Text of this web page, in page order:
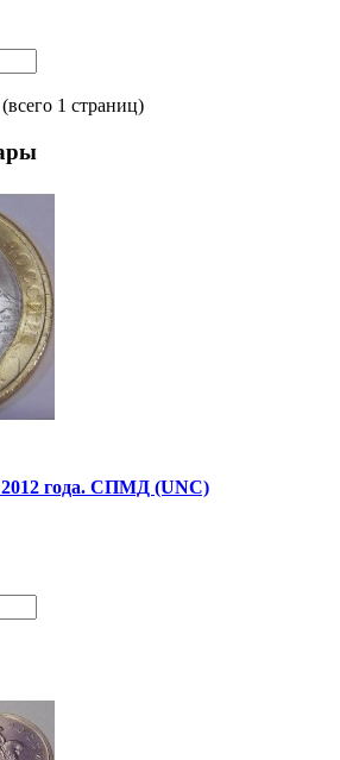
1 страниц)
2012 года. СПМД (UNC)